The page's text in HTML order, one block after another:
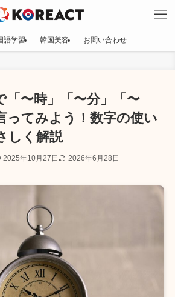
語学習 韓国美容 お問い合わせ
「〜時」「〜分」「〜
ってみよう！数字の使い
しく解説
2025年10月27日 2026年6月28日